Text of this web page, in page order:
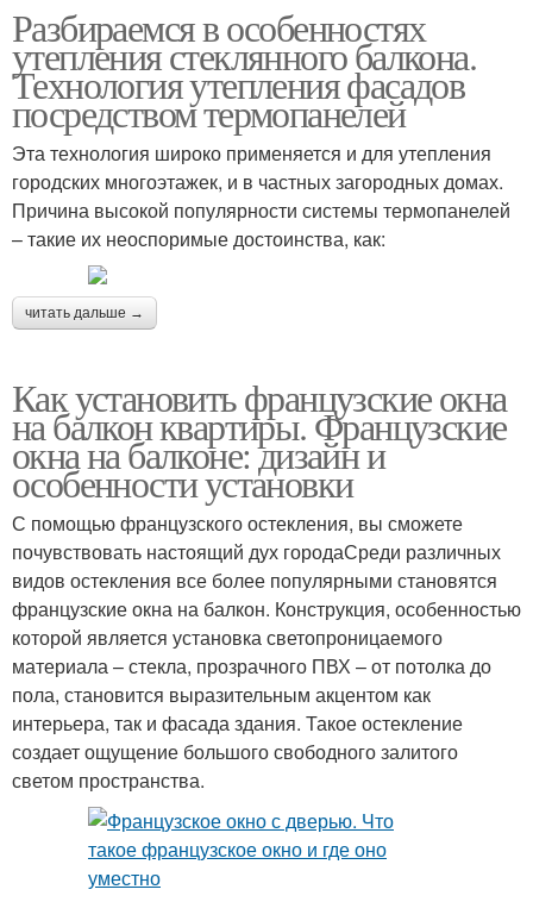
Разбираемся в особенностях
утепления стеклянного балкона.
Технология утепления фасадов
посредством термопанелей
Эта технология широко применяется и для утепления
городских многоэтажек, и в частных загородных домах.
Причина высокой популярности системы термопанелей
– такие их неоспоримые достоинства, как:
читать дальше →
Как установить французские окна
на балкон квартиры. Французские
окна на балконе: дизайн и
особенности установки
С помощью французского остекления, вы сможете
почувствовать настоящий дух городаСреди различных
видов остекления все более популярными становятся
французские окна на балкон. Конструкция, особенностью
которой является установка светопроницаемого
материала – стекла, прозрачного ПВХ – от потолка до
пола, становится выразительным акцентом как
интерьера, так и фасада здания. Такое остекление
создает ощущение большого свободного залитого
светом пространства.